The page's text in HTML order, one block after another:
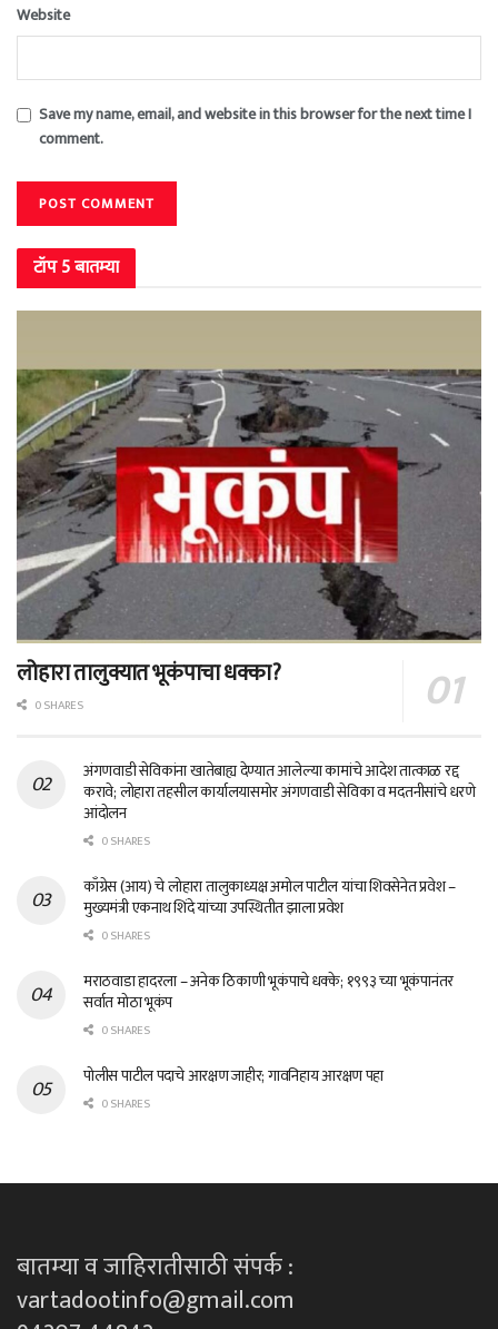
Website
Save my name, email, and website in this browser for the next time I
comment.
टॉप 5 बातम्या
लोहारा तालुक्यात भूकंपाचा धक्का?
0 SHARES
अंगणवाडी सेविकांना खातेबाह्य देण्यात आलेल्या कामांचे आदेश तात्काळ रद्द
करावे; लोहारा तहसील कार्यालयासमोर अंगणवाडी सेविका व मदतनीसांचे धरणे
आंदोलन
0 SHARES
काँग्रेस (आय) चे लोहारा तालुकाध्यक्ष अमोल पाटील यांचा शिवसेनेत प्रवेश –
मुख्यमंत्री एकनाथ शिंदे यांच्या उपस्थितीत झाला प्रवेश
0 SHARES
मराठवाडा हादरला – अनेक ठिकाणी भूकंपाचे धक्के; १९९३ च्या भूकंपानंतर
सर्वात मोठा भूकंप
0 SHARES
पोलीस पाटील पदाचे आरक्षण जाहीर; गावनिहाय आरक्षण पहा
0 SHARES
बातम्या व जाहिरातीसाठी संपर्क :
vartadootinfo@gmail.com